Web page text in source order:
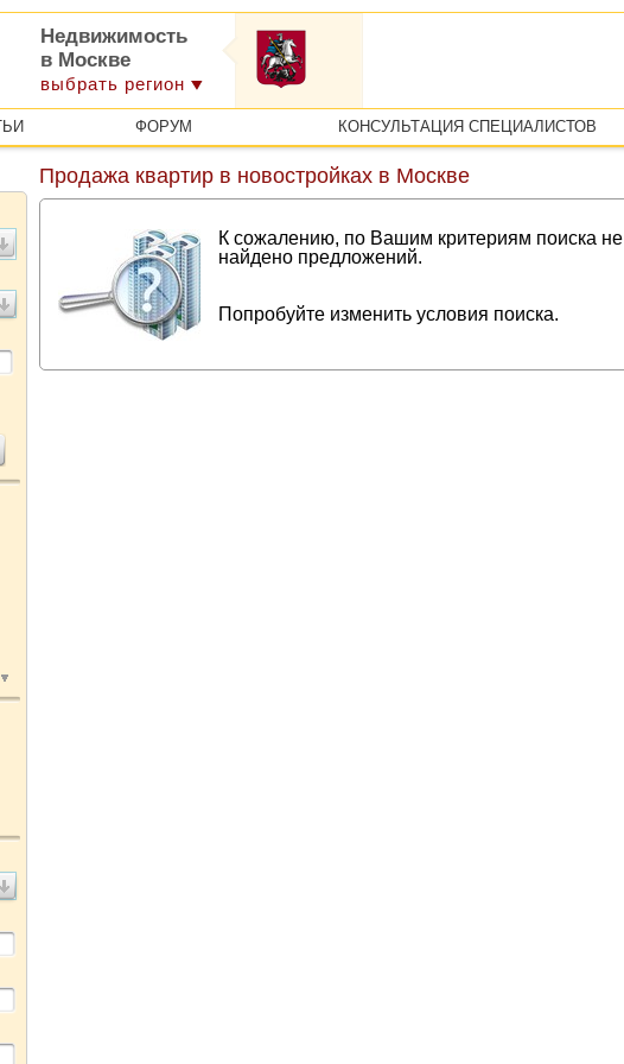
Недвижимость
в Москве
выбрать регион
ФОРУМ КОНСУЛЬТАЦИЯ СПЕЦИАЛИСТОВ
Продажа квартир в новостройках в Москве
К сожалению, по Вашим критериям поиска не
найдено предложений.
Попробуйте изменить условия поиска.